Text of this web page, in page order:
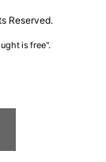
Reserved.
is free".